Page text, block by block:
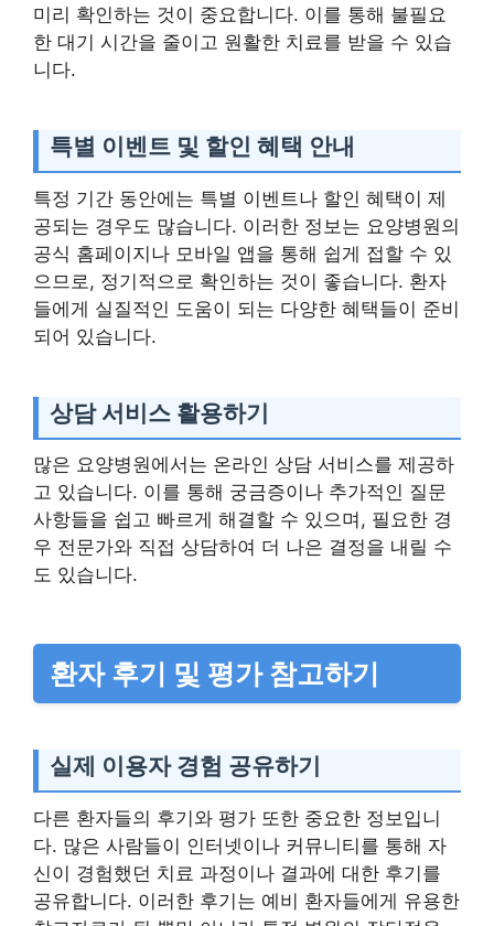
미리 확인하는 것이 중요합니다. 이를 통해 불필요
한 대기 시간을 줄이고 원활한 치료를 받을 수 있습
니다.
특별 이벤트 및 할인 혜택 안내
특정 기간 동안에는 특별 이벤트나 할인 혜택이 제
공되는 경우도 많습니다. 이러한 정보는 요양병원의
공식 홈페이지나 모바일 앱을 통해 쉽게 접할 수 있
으므로, 정기적으로 확인하는 것이 좋습니다. 환자
들에게 실질적인 도움이 되는 다양한 혜택들이 준비
되어 있습니다.
상담 서비스 활용하기
많은 요양병원에서는 온라인 상담 서비스를 제공하
고 있습니다. 이를 통해 궁금증이나 추가적인 질문
사항들을 쉽고 빠르게 해결할 수 있으며, 필요한 경
우 전문가와 직접 상담하여 더 나은 결정을 내릴 수
도 있습니다.
환자 후기 및 평가 참고하기
실제 이용자 경험 공유하기
다른 환자들의 후기와 평가 또한 중요한 정보입니
다. 많은 사람들이 인터넷이나 커뮤니티를 통해 자
신이 경험했던 치료 과정이나 결과에 대한 후기를
공유합니다. 이러한 후기는 예비 환자들에게 유용한